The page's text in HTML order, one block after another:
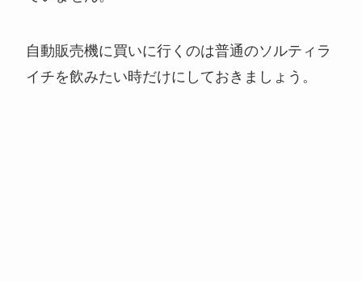
自動販売機に買いに行くのは普通のソルティラ
イチを飲みたい時だけにしておきましょう。